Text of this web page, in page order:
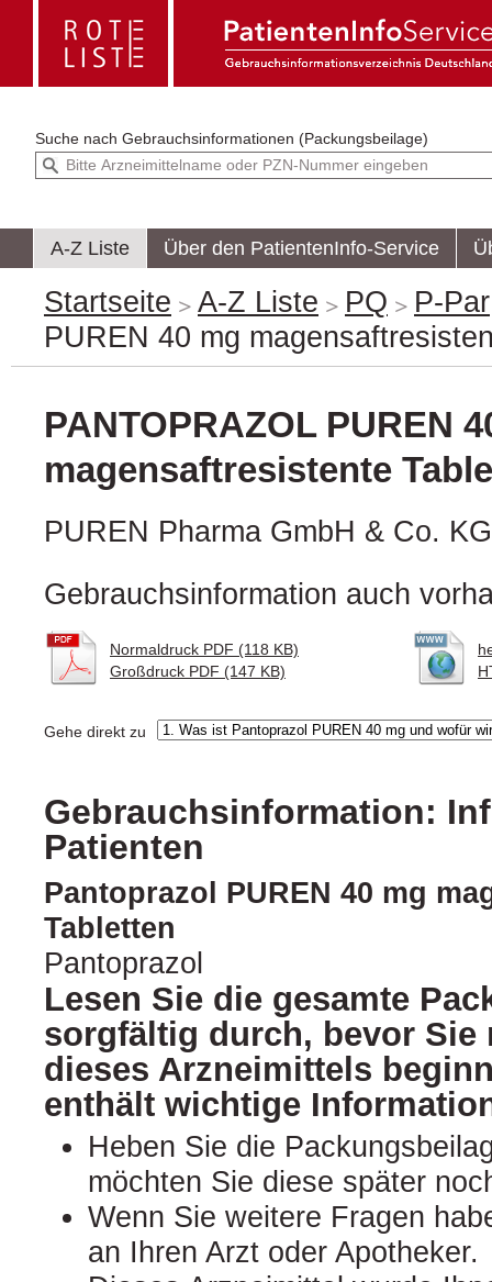
Suche nach Gebrauchsinformationen (Packungsbeilage)
A-Z Liste Über den PatientenInfo-Service
Startseite A-Z Liste PQ
P-Par
PUREN 40 mg
PANTOPRAZOL PUREN
magensaftresistente
PUREN Pharma GmbH & Co. KG
Gebrauchsinformation auch
Normaldruck PDF (118 KB)
Großdruck PDF (147 KB)
Gehe direkt zu
Gebrauchsinformation:
Patienten
Pantoprazol PUREN 40 mg
Tabletten
Pantoprazol
Lesen Sie die gesamte
sorgfältig durch, bevor Sie
dieses Arzneimittels
enthält wichtige
Heben Sie die
möchten Sie diese später
Wenn Sie weitere Fragen
an Ihren Arzt oder Apotheker.